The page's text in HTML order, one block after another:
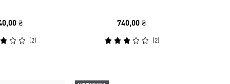
₴
(2)
740,00 ₴
(2)